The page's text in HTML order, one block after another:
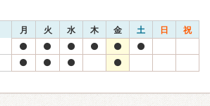
月 火 水 木 金 土 日 祝